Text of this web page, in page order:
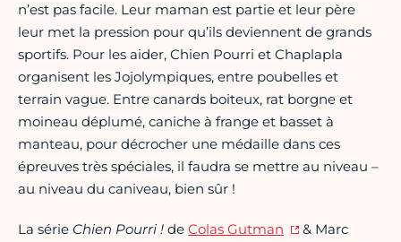
n’est pas facile. Leur maman est partie et leur père
leur met la pression pour qu’ils deviennent de grands
sportifs. Pour les aider, Chien Pourri et Chaplapla
organisent les Jojolympiques, entre poubelles et
terrain vague. Entre canards boiteux, rat borgne et
moineau déplumé, caniche à frange et basset à
manteau, pour décrocher une médaille dans ces
épreuves très spéciales, il faudra se mettre au niveau –
au niveau du caniveau, bien sûr !
La série Chien Pourri ! de Colas Gutman
& Marc